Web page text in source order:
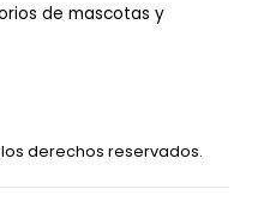
de mascotas y
los derechos reservados.